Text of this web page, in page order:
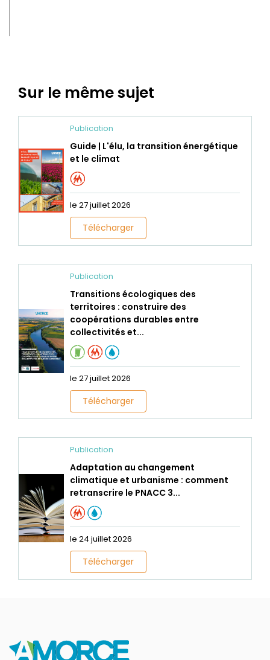
Sur le même sujet
Publication
Guide | L'élu, la transition énergétique
et le climat
le 27 juillet 2026
Télécharger
Publication
Transitions écologiques des
territoires : construire des
coopérations durables entre
collectivités et...
le 27 juillet 2026
Télécharger
Publication
Adaptation au changement
climatique et urbanisme : comment
retranscrire le PNACC 3...
le 24 juillet 2026
Télécharger